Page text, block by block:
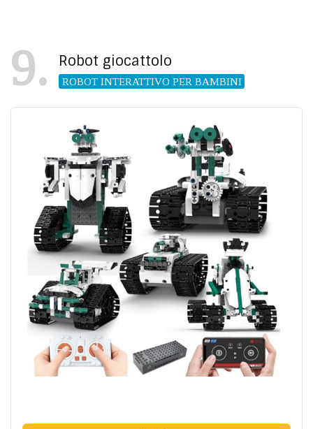
9 Robot giocattolo
ROBOT INTERATTIVO PER BAMBINI